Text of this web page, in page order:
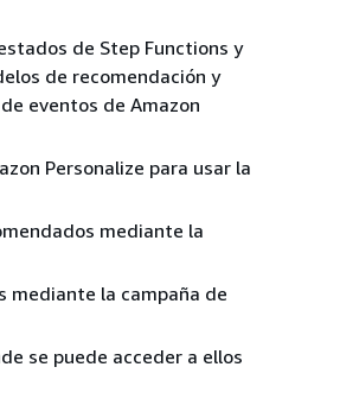
de Step Functions y
de recomendación y
eventos de Amazon
Personalize para usar la
mediante la
mediante la campaña de
se puede acceder a ellos